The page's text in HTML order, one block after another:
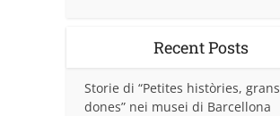
Recent Posts
Storie di “Petites històries, grans
dones” nei musei di Barcellona